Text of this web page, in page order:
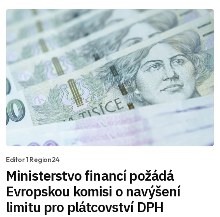
Editor 1 Region24
Ministerstvo financí požádá
Evropskou komisi o navýšení
limitu pro plátcovství DPH